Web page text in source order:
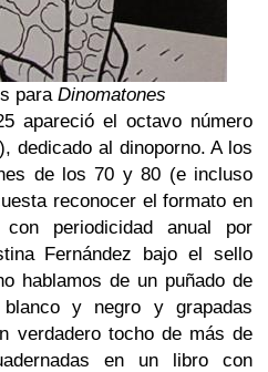
para Dinomatones
apareció el octavo número
dedicado al dinoporno. A los
de los 70 y 80 (e incluso
reconocer el formato en
periodicidad anual por
Fernández bajo el sello
hablamos de un puñado de
y negro y grapadas
verdadero tocho de más de
en un libro con